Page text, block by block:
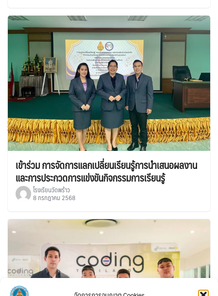
เข้าร่วม การจัดการแลกเปลี่ยนเรียนรู้การนำเสนอผลงาน
และการประกวดการแข่งขันกิจกรรมการเรียนรู้
โรงเรียนวัดพร้าว
8 กรกฎาคม 2568